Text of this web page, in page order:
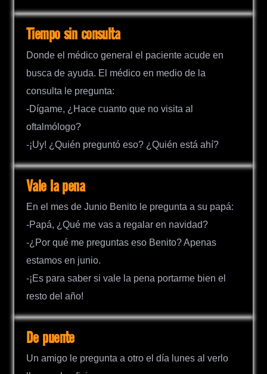
Tiempo sin consulta
Donde el médico general el paciente acude en
busca de ayuda. El médico en medio de la
consulta le pregunta:
-Dígame, ¿Hace cuanto que no visita al
oftalmólogo?
-¡Uy! ¿Quién preguntó eso? ¿Quién está ahí?
Vale la pena
En el mes de Junio Benito le pregunta a su papá:
-Papá, ¿Qué me vas a regalar en navidad?
-¿Por qué me preguntas eso Benito? Apenas
estamos en junio.
-¡Es para saber si vale la pena portarme bien el
resto del año!
De puente
Un amigo le pregunta a otro el día lunes al verlo